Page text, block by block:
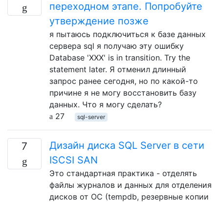
переходном этапе. Попробуйте
утверждение позже
я пытаюсь подключиться к базе данных
сервера sql я получаю эту ошибку
Database 'XXX' is in transition. Try the
statement later. Я отменил длинный
запрос ранее сегодня, но по какой-то
причине я не могу восстановить базу
данных. Что я могу сделать?
27
sql-server
7
Дизайн диска SQL Server в сети
ISCSI SAN
Это стандартная практика - отделять
файлы журналов и данных для отделения
дисков от ОС (tempdb, резервные копии